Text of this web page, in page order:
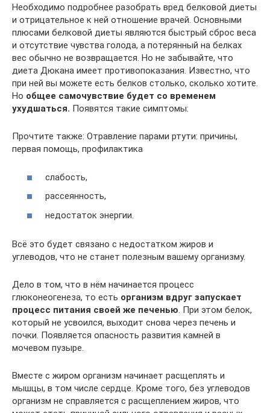
Необходимо подробнее разобрать вред белковой диеты
и отрицательное к ней отношение врачей. Основными
плюсами белковой диеты являются быстрый сброс веса
и отсутствие чувства голода, а потерянный на белках
вес обычно не возвращается. Но не забывайте, что
диета Дюкана имеет противопоказания. Известно, что
при ней вы можете есть белков столько, сколько хотите.
Но общее самочувствие будет со временем
ухудшаться. Появятся такие симптомы:
Прочтите также: Отравление парами ртути: причины,
первая помощь, профилактика
слабость,
рассеянность,
недостаток энергии.
Всё это будет связано с недостатком жиров и
углеводов, что не станет полезным вашему организму.
Дело в том, что в нём начинается процесс
глюконеогенеза, то есть организм вдруг запускает
процесс питания своей же печенью. При этом белок,
который не усвоился, выходит снова через печень и
почки. Появляется опасность развития камней в
мочевом пузыре.
Вместе с жиром организм начинает расщеплять и
мышцы, в том числе сердце. Кроме того, без углеводов
организм не справляется с расщеплением жиров, что